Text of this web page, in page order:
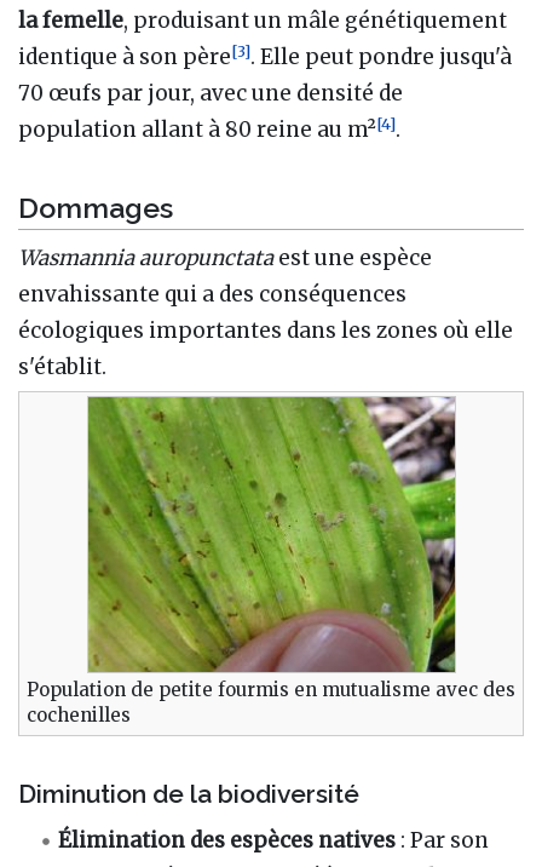
la femelle, produisant un mâle génétiquement
identique à son père[3]. Elle peut pondre jusqu'à
70 œufs par jour, avec une densité de
population allant à 80 reine au m²[4].
Dommages
Wasmannia auropunctataest une espèce
envahissante qui a des conséquences
écologiques importantes dans les zones où elle
s'établit.
Population de petite fourmis en mutualisme avec des
cochenilles
Diminution de la biodiversité
Élimination des espèces natives : Par son